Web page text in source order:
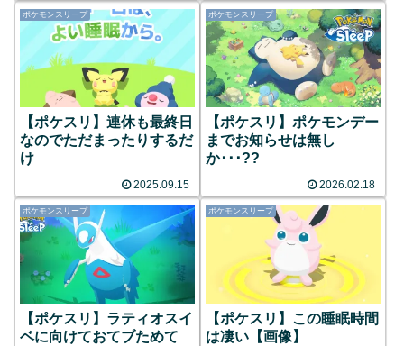
ポケモンスリープ
【ポケスリ】連休も最終日
なのでただまったりするだ
け
2025.09.15
ポケモンスリープ
【ポケスリ】ポケモンデー
までお知らせは無し
か･･･??
2026.02.18
ポケモンスリープ
【ポケスリ】ラティオスイ
ベに向けておてブためて
ポケモンスリープ
【ポケスリ】この睡眠時間
は凄い【画像】